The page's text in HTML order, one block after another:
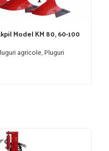
Model KM 80, 60-100
agricole,Pluguri